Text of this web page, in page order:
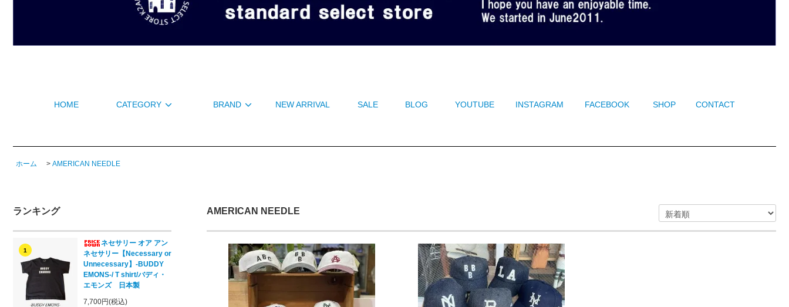
HOME CATEGORY BRAND NEW ARRIVAL SALE BLOG YOUTUBE INSTAGRAM FACEBOOK SHOP CONTACT
ホーム > AMERICAN NEEDLE
ランキング
1
ネセサリー オア アン
ネセサリー【Necessary or
Unnecessary】-BUDDY
EMONS-/ T shirt/バディ・
エモンズ 日本製
7,700円(税込)
AMERICAN NEEDLE